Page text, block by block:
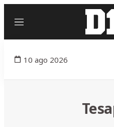
Menú
10 ago 2026